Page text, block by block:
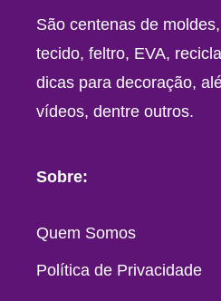
São centenas de
tecido, feltro, EVA,
dicas para decoração,
vídeos, dentre outros.
Sobre:
Quem Somos
Política de Privacidade